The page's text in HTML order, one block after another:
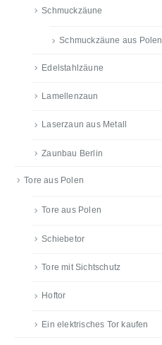
Schmuckzäune
Schmuckzäune aus Polen
Edelstahlzäune
Lamellenzaun
Laserzaun aus Metall
Zaunbau Berlin
Tore aus Polen
Tore aus Polen
Schiebetor
Tore mit Sichtschutz
Hoftor
Ein elektrisches Tor kaufen